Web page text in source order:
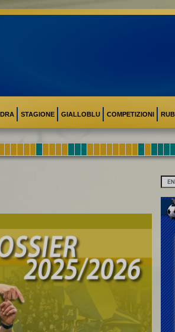
STAGIONE GIALLOBLU COMPETIZIONI